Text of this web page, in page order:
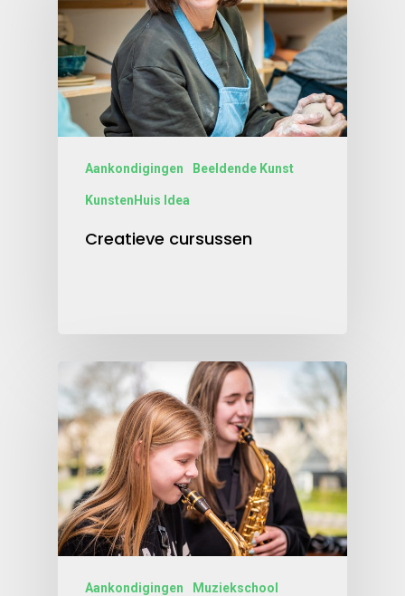
Aankondigingen Beeldende Kunst
KunstenHuis Idea
Creatieve cursussen
Aankondigingen Muziekschool